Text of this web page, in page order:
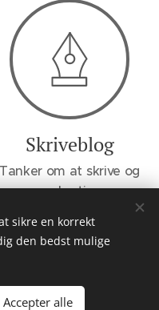
Skriveblog
Tanker om at skrive og
andre ting
fi.com
sikre en korrekt
den bedst mulige
Accepter alle